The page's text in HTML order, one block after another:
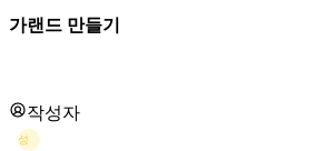
가랜드 만들기
작성자
성